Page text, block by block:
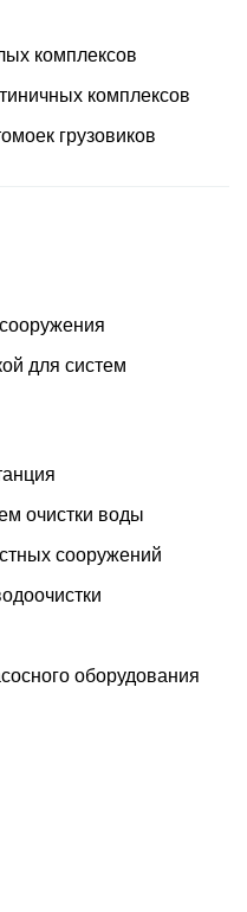
комплексов
комплексов
грузовиков
для систем
очистки воды
сооружений
оборудования